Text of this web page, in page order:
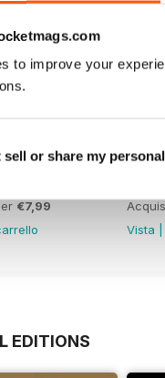
to improve your
sell or share my
€7,99
Vista
EDITIONS